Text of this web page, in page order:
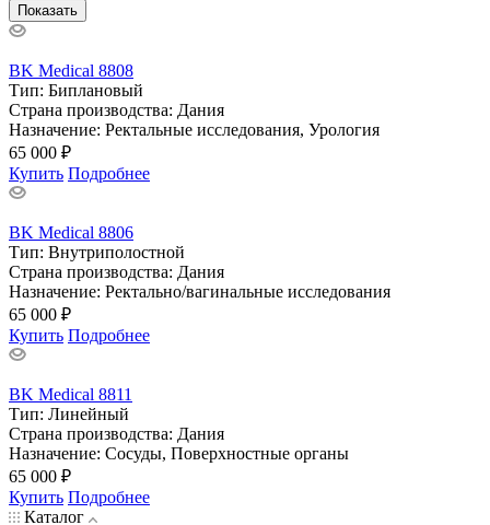
Показать
BK Medical 8808
Тип: Биплановый
Страна производства: Дания
Назначение: Ректальные исследования, Урология
65 000 ₽
Купить Подробнее
BK Medical 8806
Тип: Внутриполостной
Страна производства: Дания
Назначение: Ректально/вагинальные исследования
65 000 ₽
Купить Подробнее
BK Medical 8811
Тип: Линейный
Страна производства: Дания
Назначение: Сосуды, Поверхностные органы
65 000 ₽
Купить Подробнее
Каталог